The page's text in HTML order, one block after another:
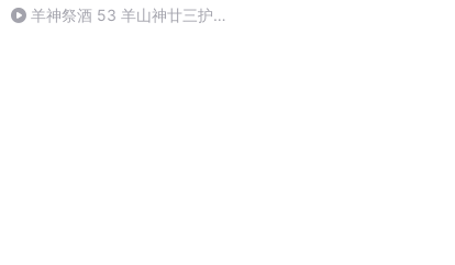
羊神祭酒 53 羊山神廿三护祭